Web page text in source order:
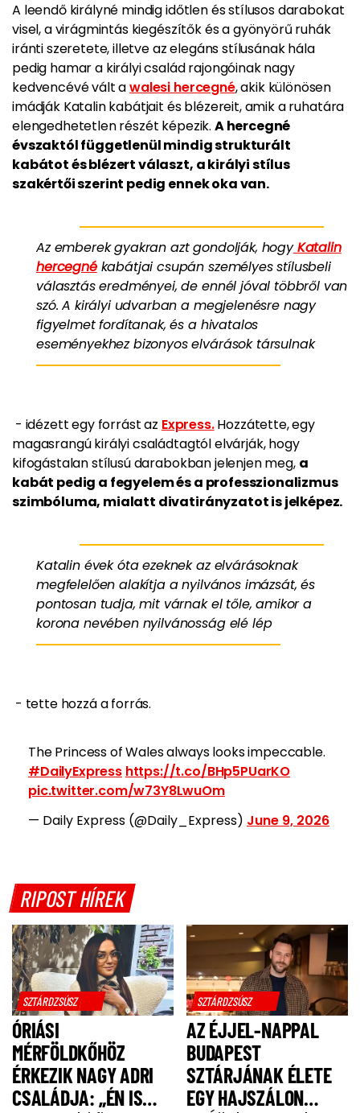
A leendő királyné mindig időtlen és stílusos darabokat
visel, a virágmintás kiegészítők és a gyönyörű ruhák
iránti szeretete, illetve az elegáns stílusának hála
pedig hamar a királyi család rajongóinak nagy
kedvencévé vált awalesi hercegné, akik különösen
imádják Katalin kabátjait és blézereit, amik a ruhatára
elengedhetetlen részét képezik. A hercegné
évszaktól függetlenül mindig strukturált
kabátot és blézert választ, a királyi stílus
szakértői szerint pedig ennek oka van.
Az emberek gyakran azt gondolják, hogyKatalin
hercegnékabátjai csupán személyes stílusbeli
választás eredményei, de ennél jóval többről van
szó. A királyi udvarban a megjelenésre nagy
figyelmet fordítanak, és a hivatalos
eseményekhez bizonyos elvárások társulnak
- idézett egy forrást az Express.Hozzátette, egy
magasrangú királyi családtagtól elvárják, hogy
kifogástalan stílusú darabokban jelenjen meg, a
kabát pedig a fegyelem és a professzionalizmus
szimbóluma, mialatt divatirányzatot is jelképez.
Katalin évek óta ezeknek az elvárásoknak
megfelelően alakítja a nyilvános imázsát, és
pontosan tudja, mit várnak el tőle, amikor a
korona nevében nyilvánosság elé lép
- tette hozzá a forrás.
The Princess of Wales always looks impeccable.
#DailyExpress https://t.co/BHp5PUarKO
pic.twitter.com/w73Y8LwuOm
— Daily Express (@Daily_Express) June 9, 2026
RIPOST HÍREK
SZTÁRDZSÚSZ
ÓRIÁSI
MÉRFÖLDKŐHÖZ
ÉRKEZIK NAGY ADRI
CSALÁDJA: „ÉN IS
SZTÁRDZSÚSZ
AZ ÉJJEL-NAPPAL
BUDAPEST
SZTÁRJÁNAK ÉLETE
EGY HAJSZÁLON